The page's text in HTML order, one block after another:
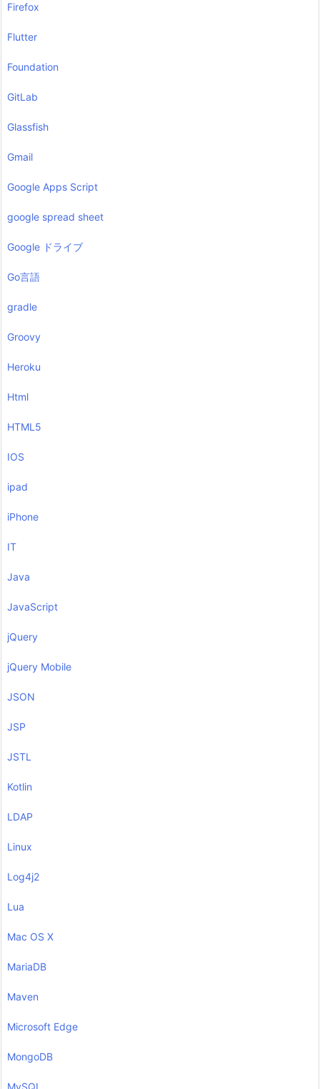
Firefox
Flutter
Foundation
GitLab
Glassfish
Gmail
Google Apps Script
google spread sheet
Google ドライブ
Go言語
gradle
Groovy
Heroku
Html
HTML5
IOS
ipad
iPhone
IT
Java
JavaScript
jQuery
jQuery Mobile
JSON
JSP
JSTL
Kotlin
LDAP
Linux
Log4j2
Lua
Mac OS X
MariaDB
Maven
Microsoft Edge
MongoDB